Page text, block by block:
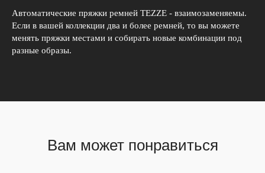
Автоматические пряжки ремней TEZZE - взаимозаменяемы.
Если в вашей коллекции два и более ремней, то вы можете
менять пряжки местами и собирать новые комбинации под
разные образы.
Вам может понравиться